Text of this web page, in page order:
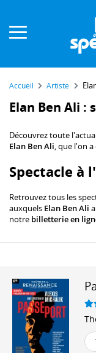
Accueil Artiste
Elan Ben Ali
Découvrez toute
Elan Ben Ali, que l'on
Spectacle à
Retrouvez tous les
auxquels Elan Ben Ali
notre billetterie en